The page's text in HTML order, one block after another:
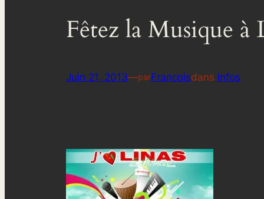
Fêtez la Musique à
Juin 21, 2013—parFrancoisdans Infos